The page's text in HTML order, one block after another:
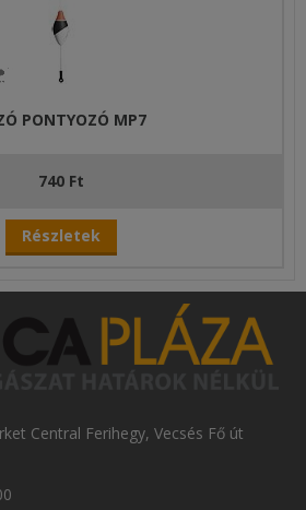
PONTYOZÓ MP7
740 Ft
Részletek
Central Ferihegy, Vecsés Fő út